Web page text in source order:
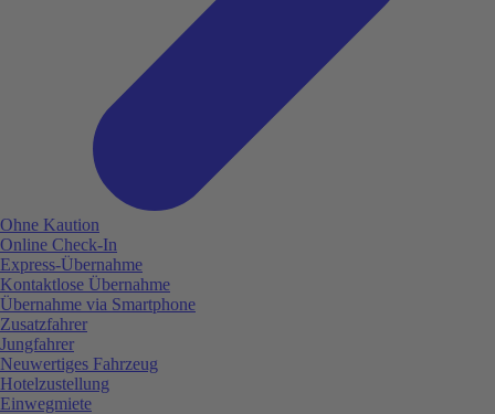
Ohne Kaution
Online Check-In
Express-Übernahme
Kontaktlose Übernahme
Übernahme via Smartphone
Zusatzfahrer
Jungfahrer
Neuwertiges Fahrzeug
Hotelzustellung
Einwegmiete